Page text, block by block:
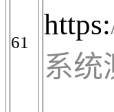
61
https:
系统